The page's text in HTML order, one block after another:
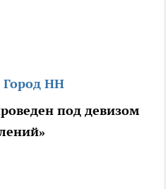
Город НН
под девизом